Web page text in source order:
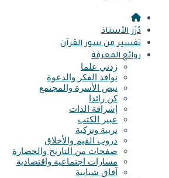
دُرَر الأستاذ
تفسير من سور القرآن
روائع المعرفة
زدني علما
نوافذ الفكر والدعوة
نبض الأسرة والمجتمع
كن رائدا
إشراقة الذات
عبير الكتب
تربية وتزكية
دروب القيم والأخلاق
صفحات من التاريخ والحضارة
مسارات اجتماعية واقتصادية
آفاق شبابية